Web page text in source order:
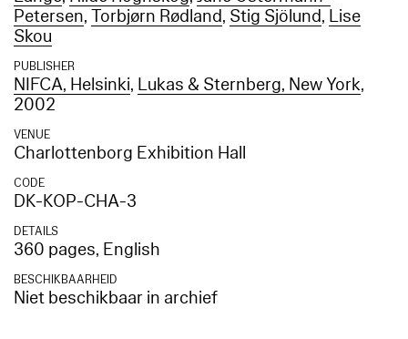
Petersen,Torbjørn Rødland, Stig Sjölund, Lise
Skou
PUBLISHER
NIFCA, Helsinki, Lukas & Sternberg, New York,
2002
VENUE
Charlottenborg Exhibition Hall
CODE
DK-KOP-CHA-3
DETAILS
360 pages, English
BESCHIKBAARHEID
Niet beschikbaar in archief